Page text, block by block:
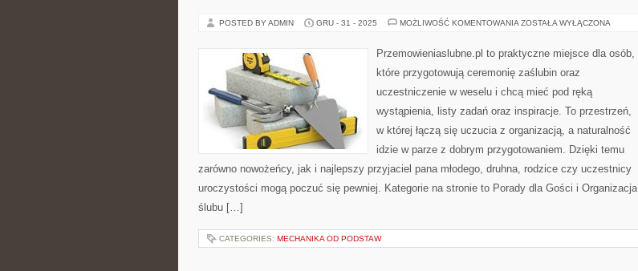
POSTED BY ADMIN GRU - 31 - 2025 MOŻLIWOŚĆ KOMENTOWANIA ŚLUB
ZOSTAŁA WYŁĄCZONA
Przemowieniaslubne.pl to praktyczne miejsce dla osób,
które przygotowują ceremonię zaślubin oraz
uczestniczenie w weselu i chcą mieć pod ręką
wystąpienia, listy zadań oraz inspiracje. To przestrzeń,
w której łączą się uczucia z organizacją, a naturalność
idzie w parze z dobrym przygotowaniem. Dzięki temu
zarówno nowożeńcy, jak i najlepszy przyjaciel pana młodego, druhna, rodzice czy uczestnicy
uroczystości mogą poczuć się pewniej. Kategorie na stronie to Porady dla Gości i Organizacja
ślubu […]
CATEGORIES: MECHANIKA OD PODSTAW